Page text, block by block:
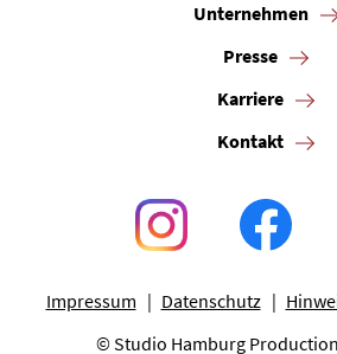
Unternehmen
Presse
Karriere
Kontakt
Impressum Datenschutz
© Studio Hamburg